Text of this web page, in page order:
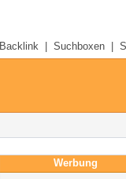
Backlink| Suchboxen|
Werbung